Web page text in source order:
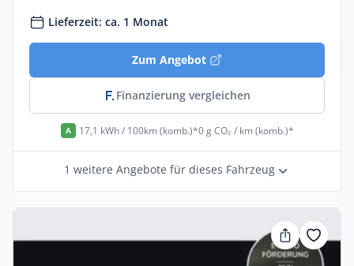
Lieferzeit: ca. 1 Monat
Zum Angebot
Finanzierung vergleichen
A 17,1 kWh / 100km (komb.)*0 g CO₂ / km (komb.)*
1 weitere Angebote für dieses Fahrzeug